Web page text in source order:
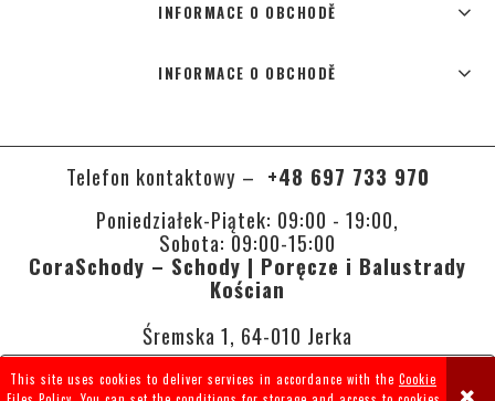
This site uses cookies to deliver services in accordance with the Cookie
INFORMACE O OBCHODĚ
INFORMACE O OBCHODĚ
Telefon kontaktowy – +48 697 733 970
Poniedziałek-Piątek: 09:00 - 19:00,
Sobota: 09:00-15:00
CoraSchody – Schody | Poręcze i Balustrady
Kościan
Śremska 1, 64-010 Jerka
VIEW FULL VERSION OF THE SITE